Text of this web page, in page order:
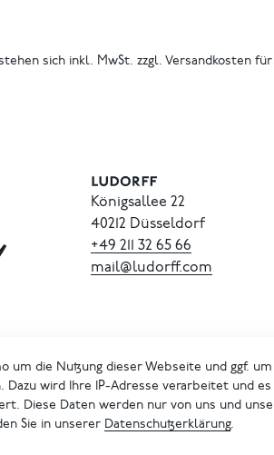
sich inkl. MwSt. zzgl. Versandkosten
Königsallee 22
40212 Düsseldorf
+49 211 32 65 66
mail@ludorff.com
um die Nutzung dieser Webseite und ggf.
Dazu wird Ihre IP-Adresse verarbeitet und
Diese Daten werden nur von uns und
Sie in unserer Datenschutzerklärung.